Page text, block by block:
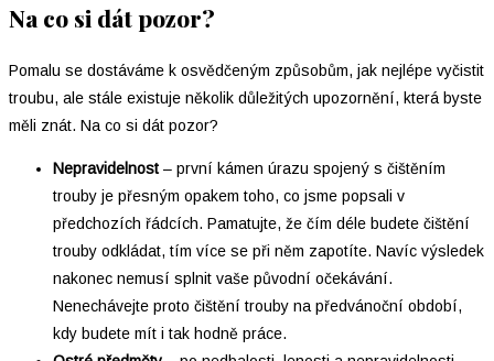
Na co si dát pozor?
Pomalu se dostáváme k osvědčeným způsobům, jak nejlépe vyčistit
troubu, ale stále existuje několik důležitých upozornění, která byste
měli znát. Na co si dát pozor?
Nepravidelnost –⁠ první kámen úrazu spojený s čištěním
trouby je přesným opakem toho, co jsme popsali v
předchozích řádcích. Pamatujte, že čím déle budete čištění
trouby odkládat, tím více se při něm zapotíte. Navíc výsledek
nakonec nemusí splnit vaše původní očekávání.
Nenechávejte proto čištění trouby na předvánoční období,
kdy budete mít i tak hodně práce.